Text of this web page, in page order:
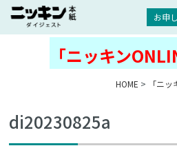
お申
「ニッキン
HOME > 「ニ
di20230825a